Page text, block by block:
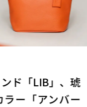
エシカルブ
レクション